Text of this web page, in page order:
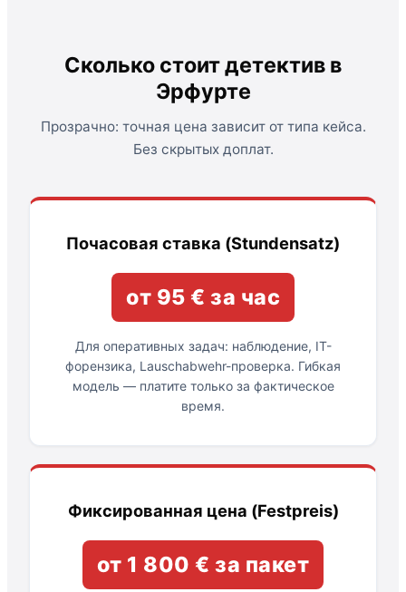
Сколько стоит детектив в
Эрфурте
Прозрачно: точная цена зависит от типа кейса.
Без скрытых доплат.
Почасовая ставка (Stundensatz)
от 95 € за час
Для оперативных задач: наблюдение, IT-
форензика, Lauschabwehr-проверка. Гибкая
модель — платите только за фактическое
время.
Фиксированная цена (Festpreis)
от 1 800 € за пакет